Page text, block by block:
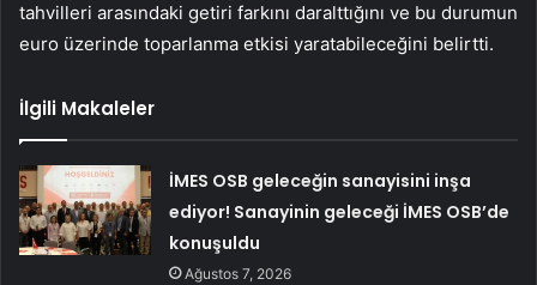
tahvilleri arasındaki getiri farkını daralttığını ve bu durumun
euro üzerinde toparlanma etkisi yaratabileceğini belirtti.
İlgili Makaleler
İMES OSB geleceğin sanayisini inşa
ediyor! Sanayinin geleceği İMES OSB’de
konuşuldu
Ağustos 7, 2026